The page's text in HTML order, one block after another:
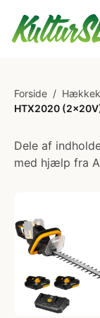
Forside /
HTX2020
Dele af
med hjælp fra